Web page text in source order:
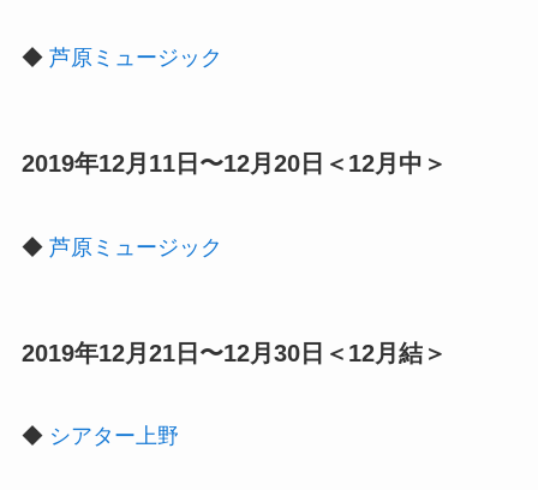
◆ 芦原ミュージック
2019年12月11日〜12月20日＜12月中＞
◆ 芦原ミュージック
2019年12月21日〜12月30日＜12月結＞
◆ シアター上野